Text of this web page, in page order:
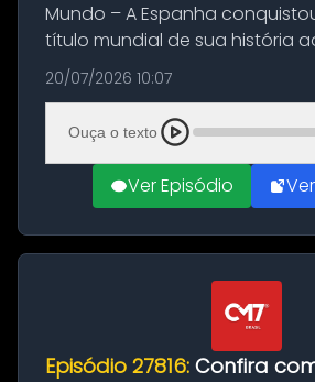
Mundo – A Espanha
título mundial de sua história
Argentina por 1 a 0, neste
decisão da Copa do Mundo de
de um duelo sem gols durante
20/07/2026 10:07
Ouça o texto
Ver Episódio
Episódio 27816: Confira